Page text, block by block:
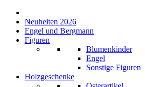
Neuheiten 2026
Engel und Bergmann
Figuren
Blumenkinder
Engel
Sonstige Figuren
Holzgeschenke